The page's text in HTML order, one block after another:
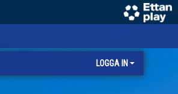
LOGGA IN